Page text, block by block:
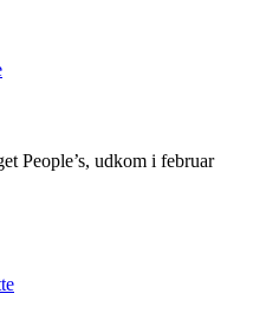
People’s, udkom i februar